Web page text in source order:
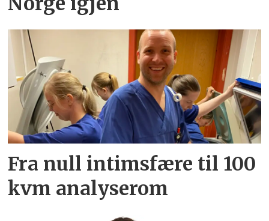
Fra null intimsfære til 100
kvm analyserom